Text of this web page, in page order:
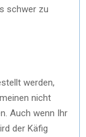
schwer zu
werden,
nicht
Auch wenn Ihr
der Käfig